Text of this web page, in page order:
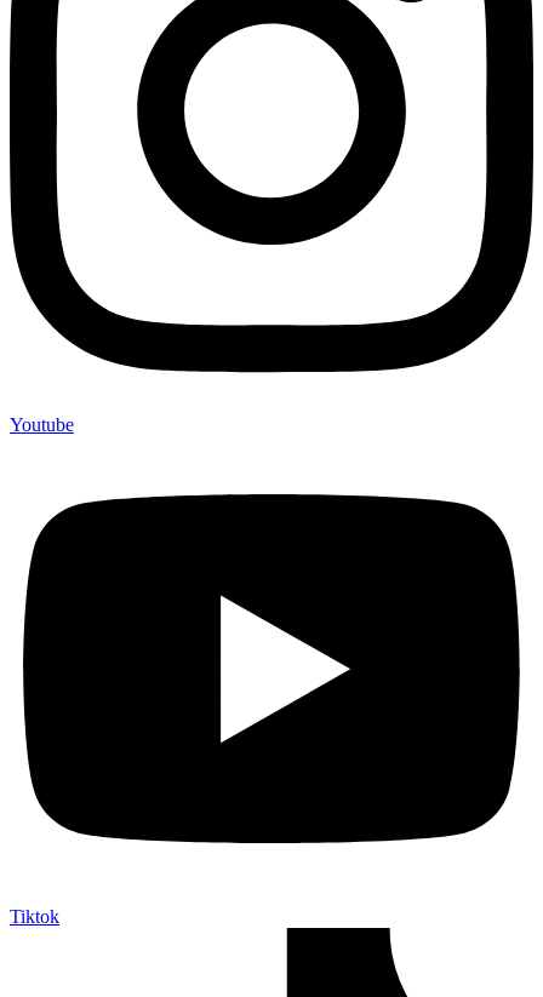
Youtube
Tiktok